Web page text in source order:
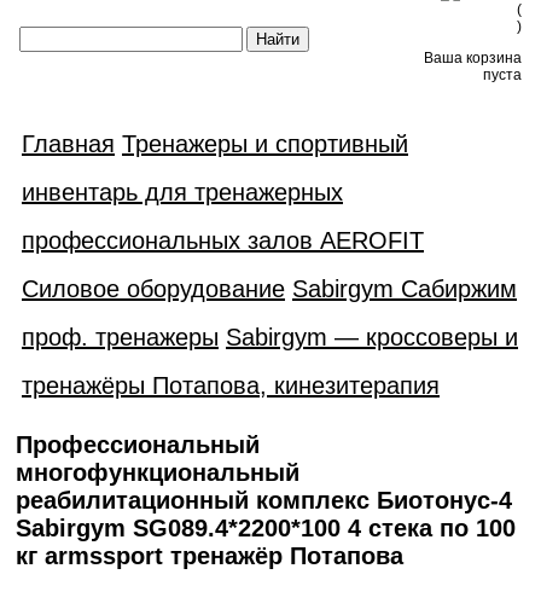
(
)
Ваша корзина
пуста
Главная Тренажеры и спортивный
инвентарь для тренажерных
профессиональных залов AEROFIT
Силовое оборудование Sabirgym Сабиржим
проф. тренажеры Sabirgym — кроссоверы и
тренажёры Потапова, кинезитерапия
Профессиональный
многофункциональный
реабилитационный комплекс Биотонус-4
Sabirgym SG089.4*2200*100 4 стека по 100
кг armssport тренажёр Потапова